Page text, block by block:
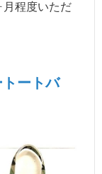
程度いただ
トートバ